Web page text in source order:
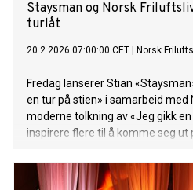
Staysman og Norsk
turlåt
20.2.2026 07:00:00 CET Norsk
Fredag lanserer Stian
en tur på stien» i samarbeid med
moderne tolkning av «Jeg gikk
inspirere flere til å komme seg ut